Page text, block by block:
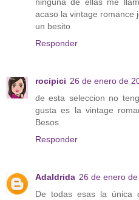
acaso la vintage romance
un besito
Responder
rocipici 26 de enero de
de esta seleccion no
gusta es la vintage
Besos
Responder
Adaldrida 26 de enero
De todas esas la única